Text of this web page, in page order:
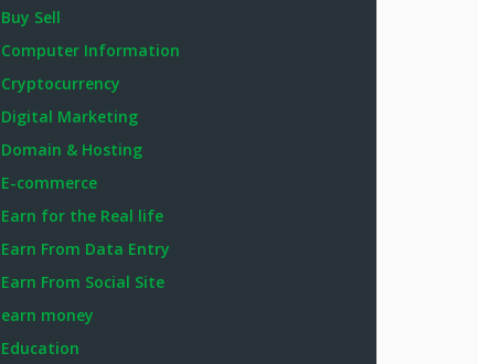
Buy Sell
Computer Information
Cryptocurrency
Digital Marketing
Domain & Hosting
E-commerce
Earn for the Real life
Earn From Data Entry
Earn From Social Site
earn money
Education